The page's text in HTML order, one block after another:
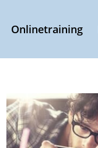
Onlinetraining